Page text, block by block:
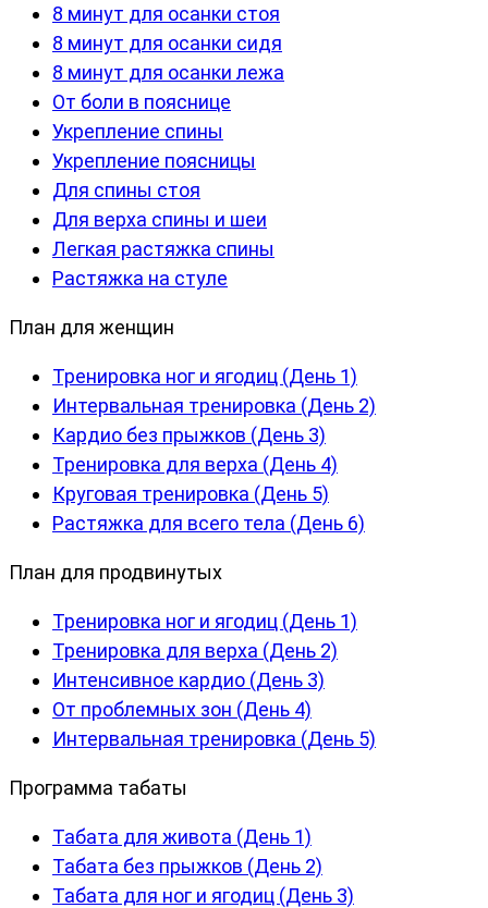
8 минут для осанки стоя
8 минут для осанки сидя
8 минут для осанки лежа
От боли в пояснице
Укрепление спины
Укрепление поясницы
Для спины стоя
Для верха спины и шеи
Легкая растяжка спины
Растяжка на стуле
План для женщин
Тренировка ног и ягодиц (День 1)
Интервальная тренировка (День 2)
Кардио без прыжков (День 3)
Тренировка для верха (День 4)
Круговая тренировка (День 5)
Растяжка для всего тела (День 6)
План для продвинутых
Тренировка ног и ягодиц (День 1)
Тренировка для верха (День 2)
Интенсивное кардио (День 3)
От проблемных зон (День 4)
Интервальная тренировка (День 5)
Программа табаты
Табата для живота (День 1)
Табата без прыжков (День 2)
Табата для ног и ягодиц (День 3)